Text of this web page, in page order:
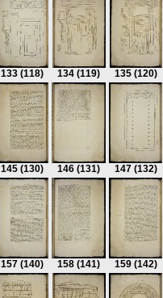
133 (118) 134 (119) 135 (120)
145 (130) 146 (131) 147 (132)
157 (140) 158 (141) 159 (142)